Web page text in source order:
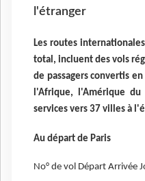
l'étranger
Les routes
total, incluent des vols
de passagers convertis
l'Afrique, l'Amérique
services vers 37 villes à
Au départ de Paris
No° de vol Départ Arrivée